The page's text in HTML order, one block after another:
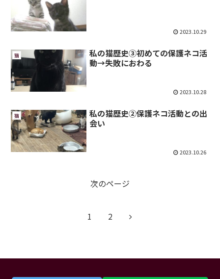
2023.10.29
猫
私の猫歴史③初めての保護ネコ活
動→失敗におわる
2023.10.28
猫
私の猫歴史②保護ネコ活動との出
会い
2023.10.26
次のページ
1 2
次